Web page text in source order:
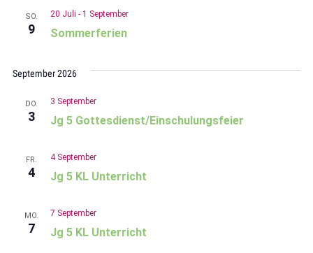
SO.
9 Sommerferien
20 Juli - 1 September
September 2026
DO.
3 Jg 5 Gottesdienst/Einschulungsfeier
3 September
FR.
4 Jg 5 KL Unterricht
4 September
MO.
7 Jg 5 KL Unterricht
7 September